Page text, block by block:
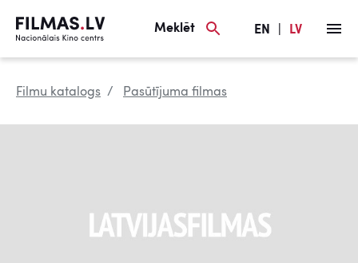
Meklēt EN LV
Filmu katalogs Pasūtījuma filmas